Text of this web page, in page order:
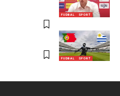
FUDBAL SPORT
FUDBAL SPORT